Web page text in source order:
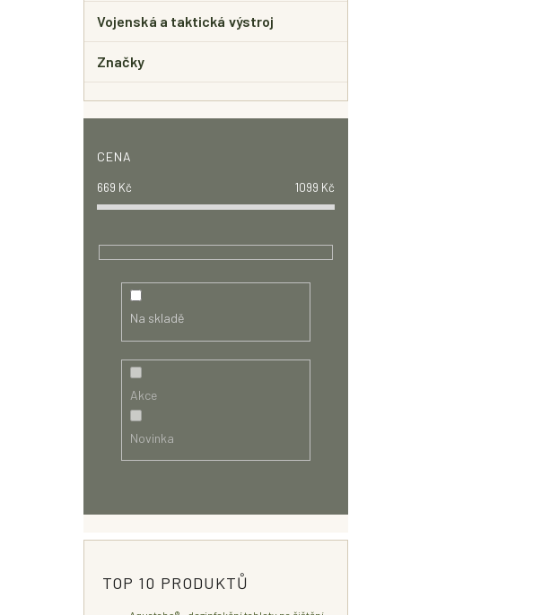
Vojenská a taktická výstroj
Značky
CENA
669 Kč 1099 Kč
Na skladě
Akce
Novinka
TOP 10 PRODUKTŮ